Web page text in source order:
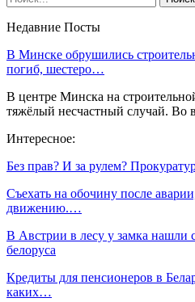
Недавние Посты
В Минске обрушились
погиб, шестеро…
В центре Минска на
тяжёлый несчастный случай. Во
Интересное:
Без прав? И за рулем?
Съехать на обочину после
движению.…
В Австрии в лесу у замка нашли
белоруса
Кредиты для пенсионеров в
каких…